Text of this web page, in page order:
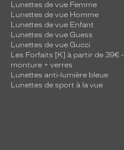
Lunettes de vue Femme
Lunettes de vue Homme
Lunettes de vue Enfant
Lunettes de vue Guess
Lunettes de vue Gucci
Les Forfaits [K] à partir de 39€ -
monture + verres
Lunettes anti-lumière bleue
Lunettes de sport à la vue